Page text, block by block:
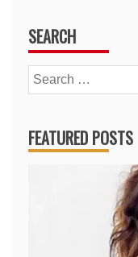
SEARCH
Search
for:
FEATURED POSTS